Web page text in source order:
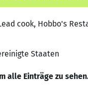
cook, Hobbo's
Staaten
alle Einträge zu